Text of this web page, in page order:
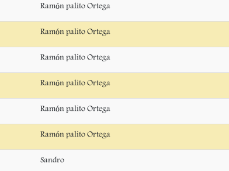
Ramón palito Ortega
Ramón palito Ortega
Ramón palito Ortega
Ramón palito Ortega
Ramón palito Ortega
Ramón palito Ortega
Sandro